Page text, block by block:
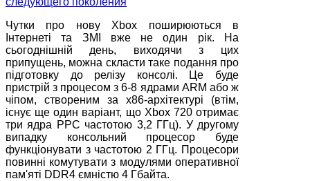
Чутки про нову Xbox поширюються в
Інтернеті та ЗМІ вже не один рік. На
сьогоднішній день, виходячи з цих
припущень, можна скласти таке подання про
підготовку до релізу консолі. Це буде
пристрій з процесом з 6-8 ядрами ARM або ж
чіпом, створеним за x86-архітектурі (втім,
існує ще один варіант, що Xbox 720 отримає
три ядра PPC частотою 3,2 ГГц). У другому
випадку консольний процесор буде
функціонувати з частотою 2 ГГц. Процесори
повинні комутувати з модулями оперативної
пам'яті DDR4 ємністю 4 Гбайта.